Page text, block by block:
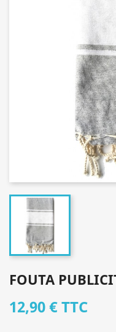
FOUTA
12,90 €TTC